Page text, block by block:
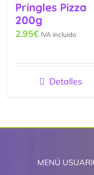
Pringles Pizza
200g
2.95€ IVA incluido
Detalles
MENÚ